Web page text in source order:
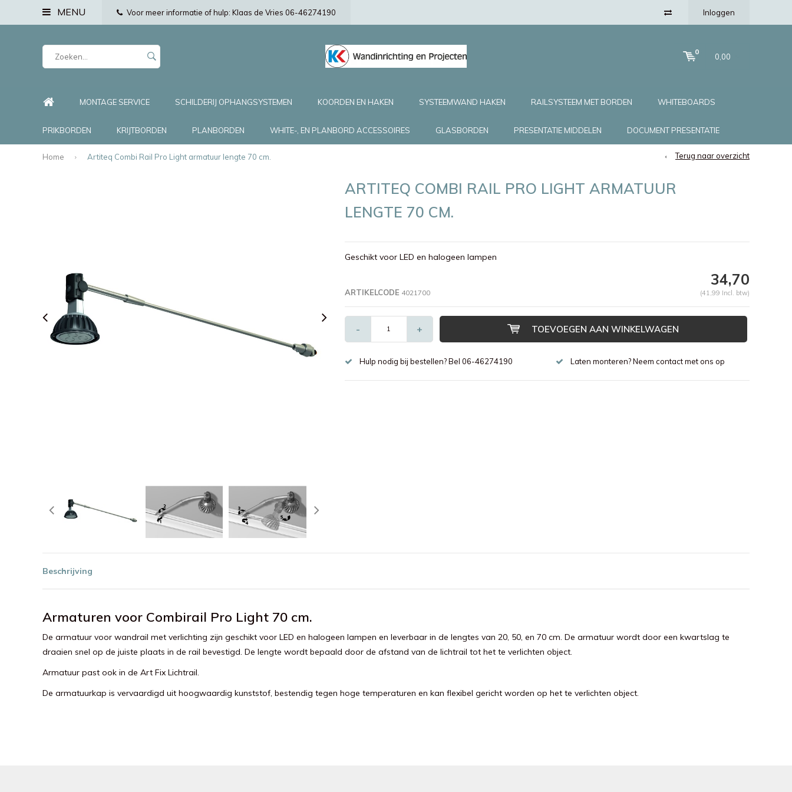
MENU Voor meer informatie of hulp: Klaas de Vries 06-46274190 Inloggen
0
0,00
MONTAGE SERVICE SCHILDERIJ OPHANGSYSTEMEN KOORDEN EN HAKEN SYSTEEMWAND HAKEN RAILSYSTEEM MET BORDEN WHITEBOARDS
PRIKBORDEN KRIJTBORDEN PLANBORDEN WHITE-, EN PLANBORD ACCESSOIRES GLASBORDEN PRESENTATIE MIDDELEN DOCUMENT PRESENTATIE
Home Artiteq Combi Rail Pro Light armatuur lengte 70 cm. Terug naar overzicht
ARTITEQ COMBI RAIL PRO LIGHT ARMATUUR
LENGTE 70 CM.
Geschikt voor LED en halogeen lampen
ARTIKELCODE 4021700
34,70
(41,99 Incl. btw)
- + TOEVOEGEN AAN WINKELWAGEN
Hulp nodig bij bestellen? Bel 06-46274190 Laten monteren? Neem contact met ons op
Beschrijving
Armaturen voor Combirail Pro Light 70 cm.
De armatuur voor wandrail met verlichting zijn geschikt voor LED en halogeen lampen en leverbaar in de lengtes van 20, 50, en 70 cm. De armatuur wordt door een kwartslag te
draaien snel op de juiste plaats in de rail bevestigd. De lengte wordt bepaald door de afstand van de lichtrail tot het te verlichten object.
Armatuur past ook in de Art Fix Lichtrail.
De armatuurkap is vervaardigd uit hoogwaardig kunststof, bestendig tegen hoge temperaturen en kan flexibel gericht worden op het te verlichten object.